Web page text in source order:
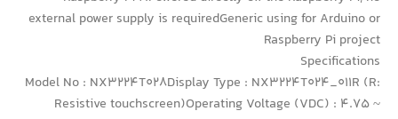
external power supply is requiredGeneric using for Arduino or
Raspberry Pi project
Specifications
Model No : NX3224T028Display Type : NX3224T024_011R (R:
Resistive touchscreen)Operating Voltage (VDC) : 4.75 ~